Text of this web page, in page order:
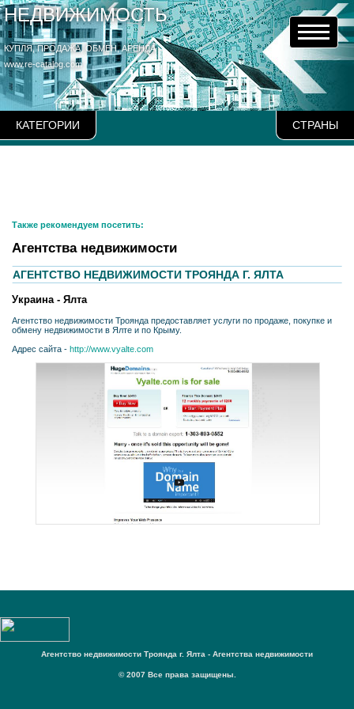
НЕДВИЖИМОСТЬ
КУПЛЯ, ПРОДАЖА, ОБМЕН, АРЕНДА
www.re-catalog.com
КАТЕГОРИИ СТРАНЫ
Также рекомендуем посетить:
Агентства недвижимости
АГЕНТСТВО НЕДВИЖИМОСТИ ТРОЯНДА Г. ЯЛТА
Украина - Ялта
Агентство недвижимости Троянда предоставляет услуги по продаже, покупке и
обмену недвижимости в Ялте и по Крыму.
Адрес сайта - http://www.vyalte.com
Агентство недвижимости Троянда г. Ялта - Агентства недвижимости
© 2007 Все права защищены.